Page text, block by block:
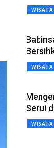
WISATA
WISATA
Serui
WISATA